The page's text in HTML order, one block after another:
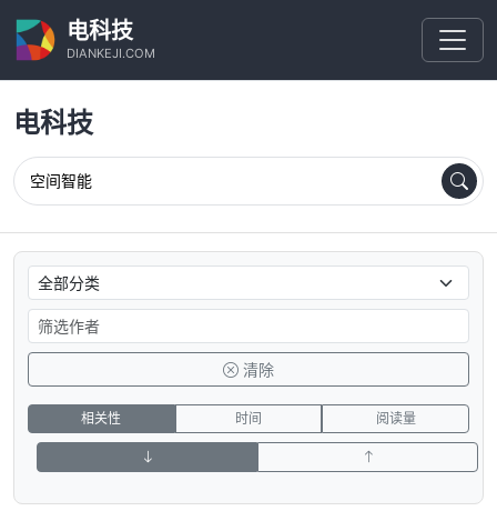
电科技
DIANKEJI.COM
电科技
清除
相关性 时间 阅读量